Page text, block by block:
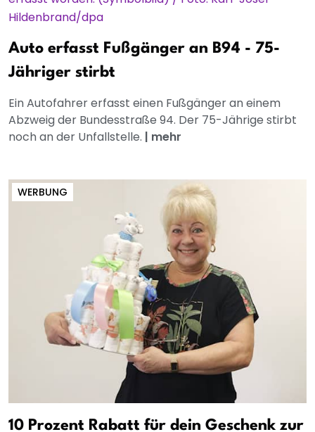
Auto erfasst Fußgänger an B94 - 75-
Jähriger stirbt
Ein Autofahrer erfasst einen Fußgänger an einem
Abzweig der Bundesstraße 94. Der 75-Jährige stirbt
noch an der Unfallstelle. | mehr
WERBUNG
10 Prozent Rabatt für dein Geschenk zur